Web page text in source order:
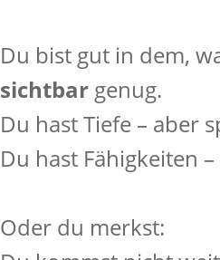
Du bist gut in dem,
sichtbar genug.
Du hast Tiefe – aber
Du hast Fähigkeiten
Oder du merkst: